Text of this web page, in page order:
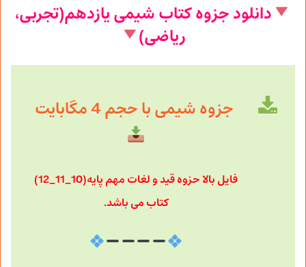
دانلود جزوه کتاب شیمی یازدهم(تجربی،
ریاضی)
جزوه شیمی با حجم 4 مگابایت
فایل بالا حزوه قید و لغات مهم پایه(10_11_12)
کتاب می باشد.